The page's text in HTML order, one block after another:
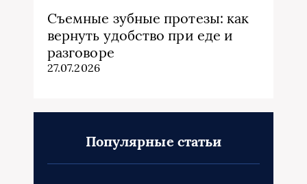
Съемные зубные протезы: как
вернуть удобство при еде и
разговоре
27.07.2026
Популярные статьи